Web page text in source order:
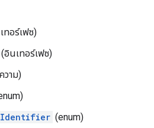
ทอร์เฟซ)
(อินเทอร์เฟซ)
วาม)
(enum)